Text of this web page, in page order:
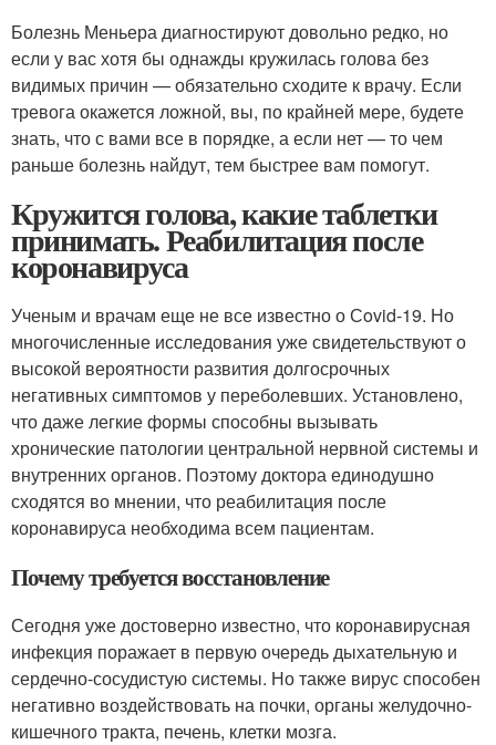
Болезнь Меньера диагностируют довольно редко, но
если у вас хотя бы однажды кружилась голова без
видимых причин — обязательно сходите к врачу. Если
тревога окажется ложной, вы, по крайней мере, будете
знать, что с вами все в порядке, а если нет — то чем
раньше болезнь найдут, тем быстрее вам помогут.
Кружится голова, какие таблетки
принимать. Реабилитация после
коронавируса
Ученым и врачам еще не все известно о Сovid-19. Но
многочисленные исследования уже свидетельствуют о
высокой вероятности развития долгосрочных
негативных симптомов у переболевших. Установлено,
что даже легкие формы способны вызывать
хронические патологии центральной нервной системы и
внутренних органов. Поэтому доктора единодушно
сходятся во мнении, что реабилитация после
коронавируса необходима всем пациентам.
Почему требуется восстановление
Сегодня уже достоверно известно, что коронавирусная
инфекция поражает в первую очередь дыхательную и
сердечно-сосудистую системы. Но также вирус способен
негативно воздействовать на почки, органы желудочно-
кишечного тракта, печень, клетки мозга.